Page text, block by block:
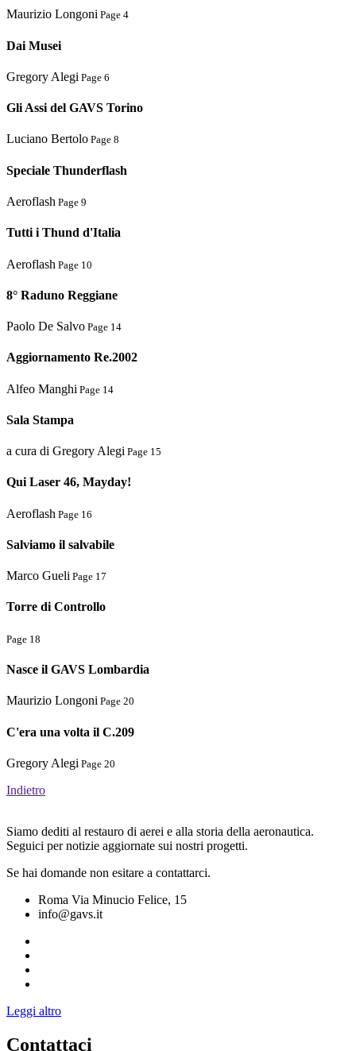
Maurizio Longoni Page 4
Dai Musei
Gregory Alegi Page 6
Gli Assi del GAVS Torino
Luciano Bertolo Page 8
Speciale Thunderflash
Aeroflash Page 9
Tutti i Thund d'Italia
Aeroflash Page 10
8° Raduno Reggiane
Paolo De Salvo Page 14
Aggiornamento Re.2002
Alfeo Manghi Page 14
Sala Stampa
a cura di Gregory Alegi Page 15
Qui Laser 46, Mayday!
Aeroflash Page 16
Salviamo il salvabile
Marco Gueli Page 17
Torre di Controllo
Page 18
Nasce il GAVS Lombardia
Maurizio Longoni Page 20
C'era una volta il C.209
Gregory Alegi Page 20
Indietro
Siamo dediti al restauro di aerei e alla storia della aeronautica.
Seguici per notizie aggiornate sui nostri progetti.
Se hai domande non esitare a contattarci.
Roma Via Minucio Felice, 15
info@gavs.it
Leggi altro
Contattaci